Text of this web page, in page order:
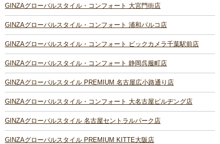
GINZAグローバルスタイル・コンフォート 大宮門街店
GINZAグローバルスタイル・コンフォート 浦和パルコ店
GINZAグローバルスタイル・コンフォート ビックカメラ千葉駅前店
GINZAグローバルスタイル・コンフォート 静岡呉服町店
GINZAグローバルスタイル PREMIUM 名古屋広小路通り店
GINZAグローバルスタイル・コンフォート 大名古屋ビルヂング店
GINZAグローバルスタイル 名古屋セントラルパーク店
GINZAグローバルスタイル PREMIUM KITTE大阪店